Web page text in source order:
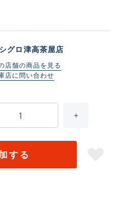
グロ津高茶屋店
店舗の商品を見る
店に問い合わせ
する